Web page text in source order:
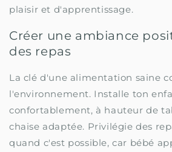
plaisir et d'apprentissage.
Créer une ambiance
des repas
La clé d'une alimentation saine
l'environnement. Installe ton
confortablement, à hauteur de
chaise adaptée. Privilégie des
quand c'est possible, car bébé